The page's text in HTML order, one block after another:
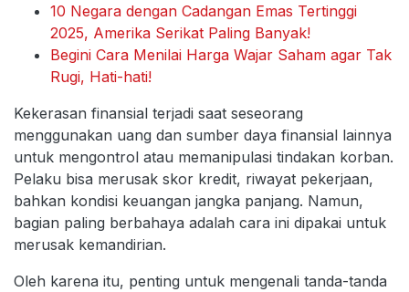
10 Negara dengan Cadangan Emas Tertinggi
2025, Amerika Serikat Paling Banyak!
Begini Cara Menilai Harga Wajar Saham agar Tak
Rugi, Hati-hati!
Kekerasan finansial terjadi saat seseorang
menggunakan uang dan sumber daya finansial lainnya
untuk mengontrol atau memanipulasi tindakan korban.
Pelaku bisa merusak skor kredit, riwayat pekerjaan,
bahkan kondisi keuangan jangka panjang. Namun,
bagian paling berbahaya adalah cara ini dipakai untuk
merusak kemandirian.
Oleh karena itu, penting untuk mengenali tanda-tanda